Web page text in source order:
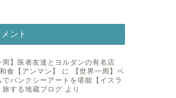
ント
周】医者友達とヨルダンの有名店
食【アンマン】
に
【世界一周】ベ
でバンクシーアートを堪能【イスラ
旅する地蔵ブログ より